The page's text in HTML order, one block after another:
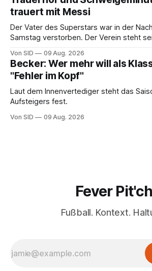
trauert mit Messi
Der Vater des Superstars war in der
Samstag verstorben. Der Verein steht
Von SID 09 Aug. 2026
Becker: Wer mehr will als
"Fehler im Kopf"
Laut dem Innenvertediger steht das
Aufsteigers fest.
Von SID 09 Aug. 2026
Fever Pit'ch
Fußball. Kontext.